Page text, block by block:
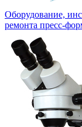
Оборудование,
ремонта пресс-